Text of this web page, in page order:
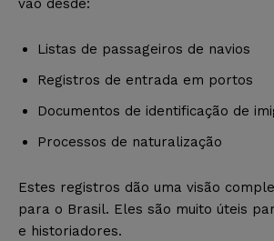
Listas de passageiros de navios
Registros de entrada em portos
Documentos de identificação de
Processos de naturalização
Estes registros dão uma visão
para o Brasil. Eles são muito úteis
e historiadores.